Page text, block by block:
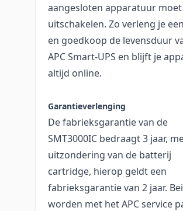
aangesloten apparatuur moet
uitschakelen. Zo verleng je
en goedkoop de levensduur
APC Smart-UPS en blijft je
altijd online.
Garantieverlenging
De fabrieksgarantie van de
SMT3000IC bedraagt 3 jaar,
uitzondering van de batterij
cartridge, hierop geldt een
fabrieksgarantie van 2 jaar.
worden met het APC service